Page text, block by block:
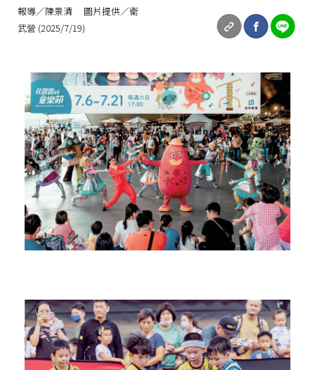
報導／陳景清 圖片提供／衛
武營 (2025/7/19)